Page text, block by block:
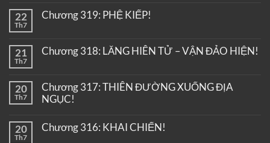
22
Th7
Chương 319: PHỆ KIẾP!
21
Th7
Chương 318: LĂNG HIÊN TỬ – VẬN ĐẢO HIỆN!
20
Th7
Chương 317: THIÊN ĐƯỜNG XUỐNG ĐỊA
NGỤC!
20
Th7
Chương 316: KHAI CHIẾN!